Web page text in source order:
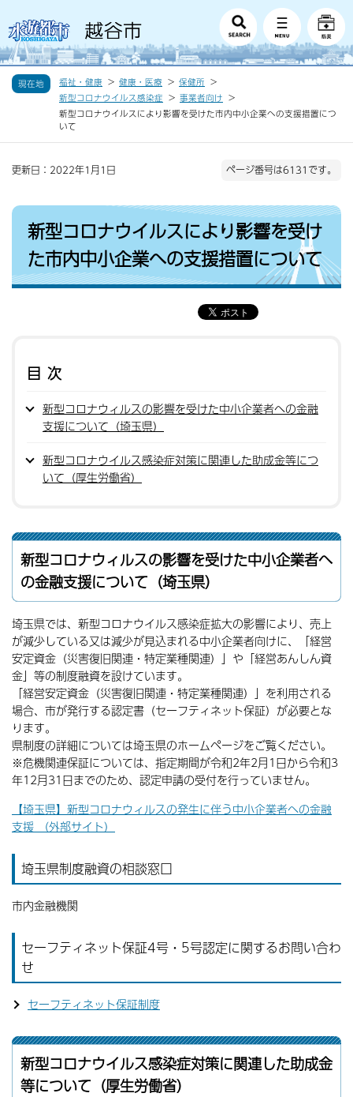
現在地 福祉・健康 健康・医療
保健所
新型コロナウイルス感染症
事業者向け
新型コロナウイルスにより影響を受けた市内中小企業への支援措置につ
いて
更新日：2022年1月1日 ページ番号は6131です。
新型コロナウイルスにより影響を受け
た市内中小企業への支援措置について
目次
新型コロナウィルスの影響を受けた中小企業者への金融
支援について（埼玉県）
新型コロナウイルス感染症対策に関連した助成金等につ
いて（厚生労働省）
新型コロナウィルスの影響を受けた中小企業者へ
の金融支援について（埼玉県）
埼玉県では、新型コロナウイルス感染症拡大の影響により、売上
が減少している又は減少が見込まれる中小企業者向けに、「経営
安定資金（災害復旧関連・特定業種関連）」や「経営あんしん資
金」等の制度融資を設けています。
「経営安定資金（災害復旧関連・特定業種関連）」を利用される
場合、市が発行する認定書（セーフティネット保証）が必要とな
ります。
県制度の詳細については埼玉県のホームページをご覧ください。
※危機関連保証については、指定期間が令和2年2月1日から令和3
年12月31日までのため、認定申請の受付を行っていません。
【埼玉県】新型コロナウィルスの発生に伴う中小企業者への金融
支援 （外部サイト）
埼玉県制度融資の相談窓口
市内金融機関
セーフティネット保証4号・5号認定に関するお問い合わ
せ
セーフティネット保証制度
新型コロナウイルス感染症対策に関連した助成金
等について（厚生労働省）